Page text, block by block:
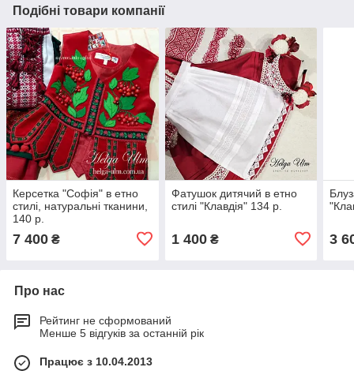
Подібні товари компанії
Керсетка "Софія" в етно
стилі, натуральні тканини,
140 р.
7 400 ₴
Фатушок дитячий в етно
стилі "Клавдія" 134 р.
1 400₴ 3
Про нас
Рейтинг не сформований
Менше 5 відгуків за останній рік
Працює з 10.04.2013